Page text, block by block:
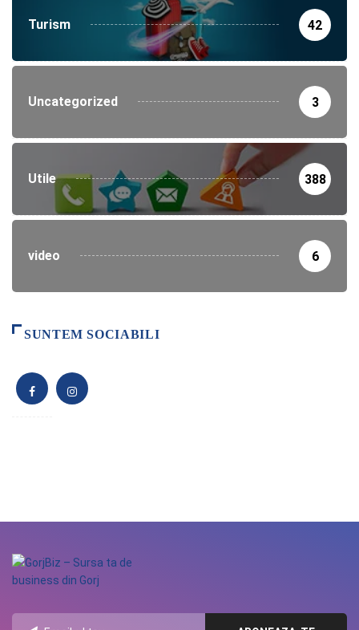
Turism 42
Uncategorized 3
Utile 388
video 6
SUNTEM SOCIABILI